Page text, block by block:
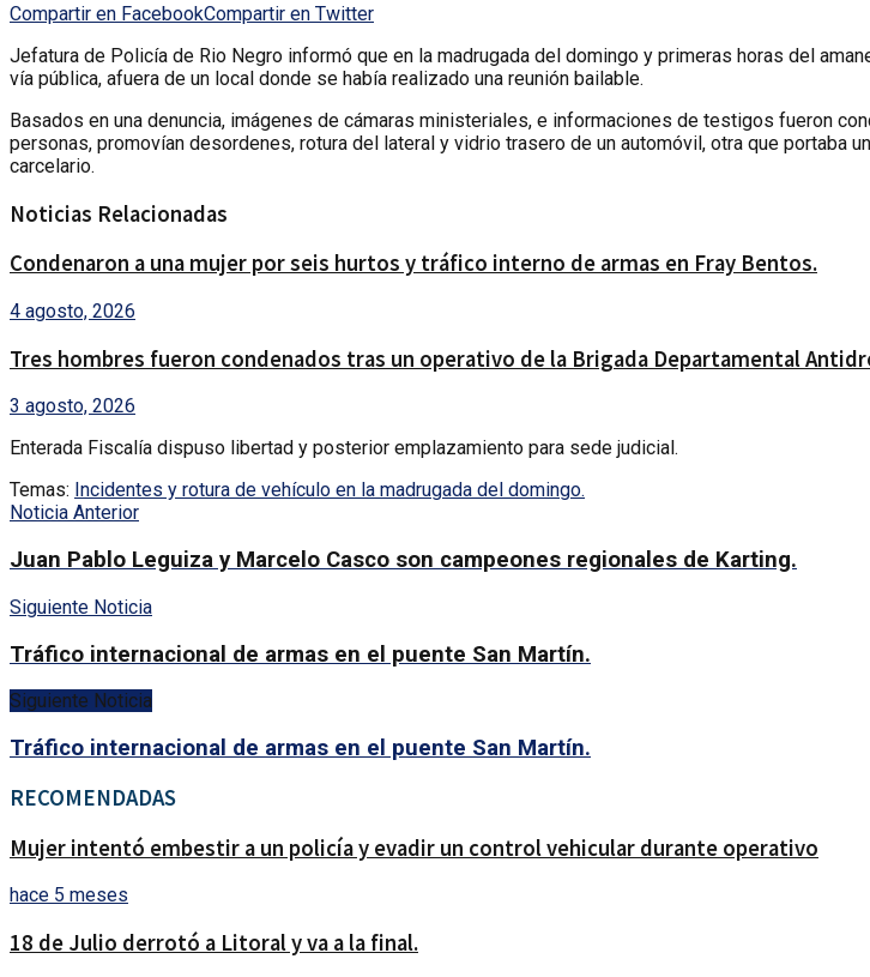
Compartir en FacebookCompartir en Twitter
Jefatura de Policía de Rio Negro informó que en la madrugada del domingo y primeras horas del
vía pública, afuera de un local donde se había realizado una reunión bailable.
Basados en una denuncia, imágenes de cámaras ministeriales, e informaciones de testigos fueron
personas, promovían desordenes, rotura del lateral y vidrio trasero de un automóvil, otra que portaba
carcelario.
Noticias Relacionadas
Condenaron a una mujer por seis hurtos y tráfico interno de armas en Fray Bentos.
4 agosto, 2026
Tres hombres fueron condenados tras un operativo de la Brigada Departamental
3 agosto, 2026
Enterada Fiscalía dispuso libertad y posterior emplazamiento para sede judicial.
Temas: Incidentes y rotura de vehículo en la madrugada del domingo.
Noticia Anterior
Juan Pablo Leguiza y Marcelo Casco son campeones regionales de Karting.
Siguiente Noticia
Tráfico internacional de armas en el puente San Martín.
Siguiente Noticia
Tráfico internacional de armas en el puente San Martín.
RECOMENDADAS
Mujer intentó embestir a un policía y evadir un control vehicular durante operativo
hace 5 meses
18 de Julio derrotó a Litoral y va a la final.